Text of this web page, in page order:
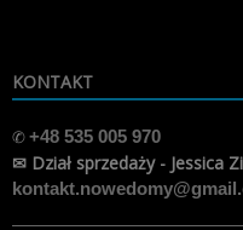
KONTAKT
✆+48 535 005 970
✉ Dział sprzedaży - Jessica